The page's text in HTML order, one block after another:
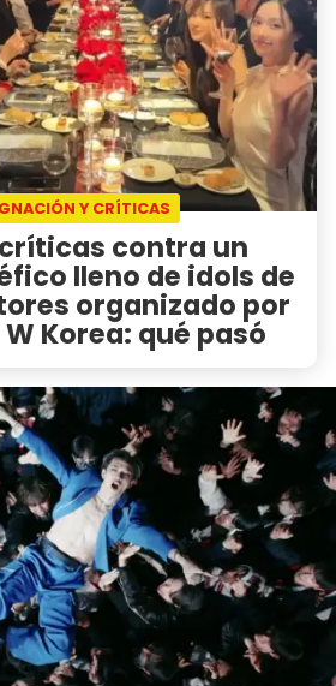
Y CRÍTICAS
contra un
lleno de idols de
organizado por
Korea: qué pasó